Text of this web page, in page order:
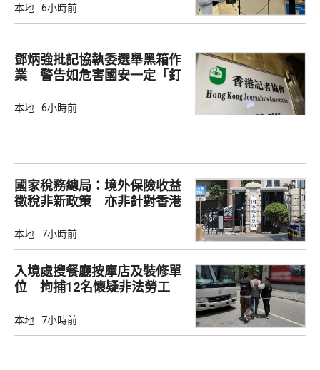
本地 6小時前
鄧炳強批記協執委選舉黑箱作
業 警告如危害國安一定「釘
本地 6小時前
國家稅務總局：境外保險收益
徵稅非新政策 亦非針對香港
本地 7小時前
入境處搜餐廳按摩店及裝修單
位 拘捕12名懷疑非法勞工
本地 7小時前